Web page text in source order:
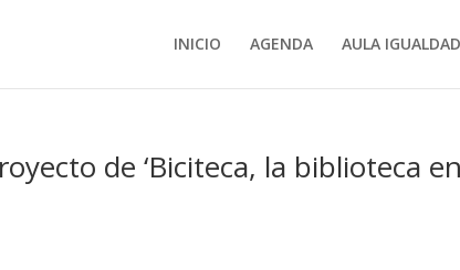
INICIO AGENDA AULA IGUALDAD
de ‘Biciteca, la biblioteca en